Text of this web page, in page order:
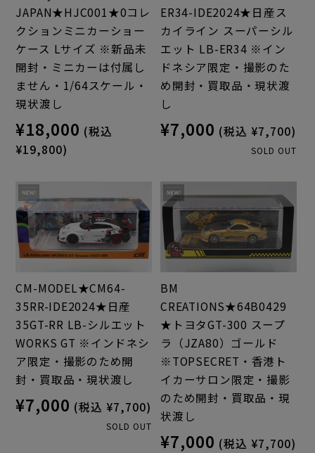
JAPAN★HJC001★0コレ
クションミニカーショー
ケース Lサイズ ※新品未
開封・ミニカーは付属し
ません・1/64スケール・
現状渡し
¥18,000 (税込
¥19,800)
ER34-IDE2024★日産ス
カイライン スーパーシル
エット LB-ER34 ※イン
ドネシア限定・撮影のた
め開封・買取品・現状渡
し
¥7,000 (税込 ¥7,700)
SOLD OUT
CM-MODEL★CM64-
35RR-IDE2024★日産
35GT-RR LB-シルエット
WORKS GT ※インドネシ
ア限定・撮影のため開
封・買取品・現状渡し
¥7,000 (税込 ¥7,700)
SOLD OUT
BM
CREATIONS★64B0429
★トヨタGT-300 スープ
ラ（JZA80）ゴールド
※TOPSECRET・香港ト
イカーサロン限定・撮影
のため開封・買取品・現
状渡し
¥7,000 (税込 ¥7,700)